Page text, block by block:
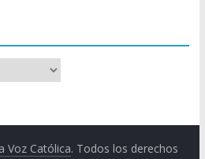
Voz Católica. Todos los derechos